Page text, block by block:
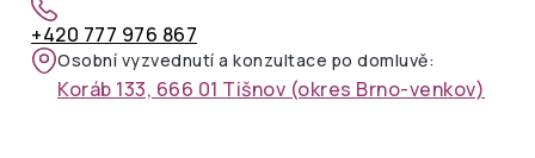
+420 777 976 867
Osobní vyzvednutí a konzultace po domluvě:
Koráb 133, 666 01 Tišnov (okres Brno-venkov)